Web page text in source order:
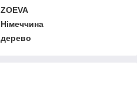
ZOEVA
Німеччина
дерево